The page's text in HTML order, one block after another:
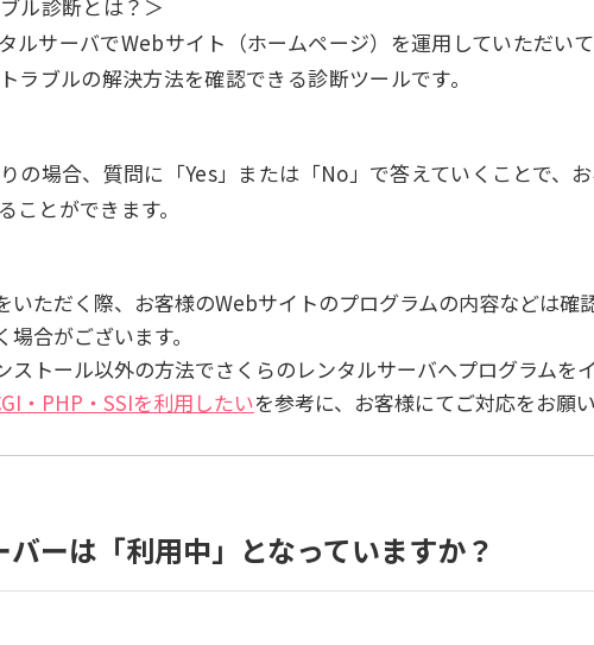
ル診断とは？＞
ルサーバでWebサイト（ホームページ）を運用していただい
ラブルの解決方法を確認できる診断ツールです。
の場合、質問に「Yes」または「No」で答えていくことで、
ことができます。
いただく際、お客様のWebサイトのプログラムの内容などは確
合がございます。
ストール以外の方法でさくらのレンタルサーバへプログラムを
・PHP・SSIを利用したいを参考に、お客様にてご対応をお願
バーは「利用中」となっていますか？